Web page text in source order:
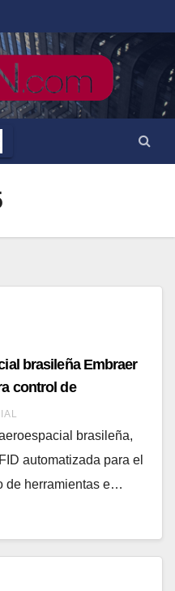
brasileña Embraer
control de
brasileña,
automatizada para el
de herramientas e…